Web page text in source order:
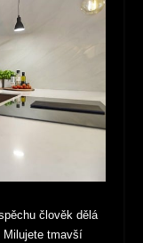
člověk dělá
Milujete tmavší